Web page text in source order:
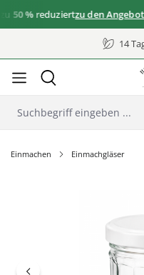
50 % reduziertzu den Angeboten
14
Einmachen Einmachgläser